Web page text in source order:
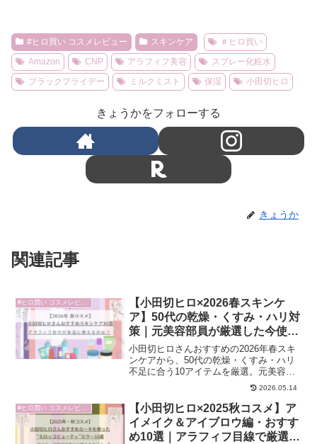
#ヒロ買い コスメレビュー スキンケア
＃ヒロ買い
Amazon
CNP アラフィフ美容
スプレー化粧水
ブラックフライデー
ミルクミスト 保湿 小田切ヒロ
きょうかをフォローする
きょうか
関連記事
#ヒロ買い コスメレビュー
【小田切ヒロ×2026春スキンケ
ア】50代の乾燥・くすみ・ハリ対
策｜元美容部員が厳選した今使う
べき10選
小田切ヒロさんおすすめの2026年春スキ
ンケアから、50代の乾燥・くすみ・ハリ
不足に合う10アイテムを厳選。元美容部
員が“今の肌に必要なケアの見直し”という
視点で、選び方をわかりやすく解説しま
す。
2026.05.14
#ヒロ買い コスメレビュー
【小田切ヒロ×2025秋コスメ】ア
イメイク＆アイブロウ編・おすす
め10選｜アラフィフ目線で厳選4